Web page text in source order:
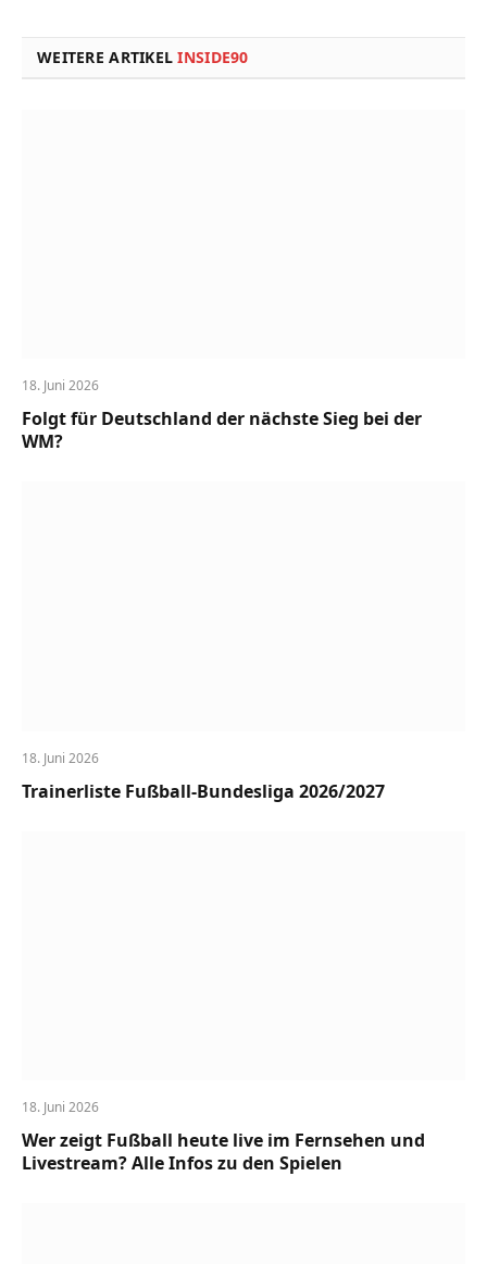
WEITERE ARTIKELINSIDE90
18. Juni 2026
Folgt für Deutschland der nächste Sieg bei der
WM?
18. Juni 2026
Trainerliste Fußball-Bundesliga 2026/2027
18. Juni 2026
Wer zeigt Fußball heute live im Fernsehen und
Livestream? Alle Infos zu den Spielen